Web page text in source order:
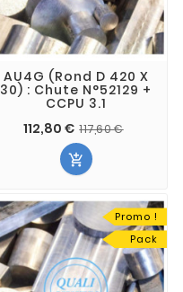
AU4G (Rond D 420 X
30) : Chute N°52129 +
CCPU 3.1
112,80 € 117,60 €

Promo !
Pack